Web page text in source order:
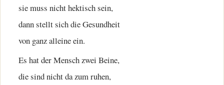
sie muss nicht hektisch sein,
dann stellt sich die Gesundheit
von ganz alleine ein.
Es hat der Mensch zwei Beine,
die sind nicht da zum ruhen,